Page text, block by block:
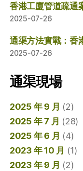
香港工廈管道疏通
2025-07-26
通渠方法實戰：香
2025-07-26
通渠現場
2025 年 9 月 (2)
2025 年 7 月 (28)
2025 年 6 月 (4)
2023 年 10 月 (1)
2023 年 9 月 (2)